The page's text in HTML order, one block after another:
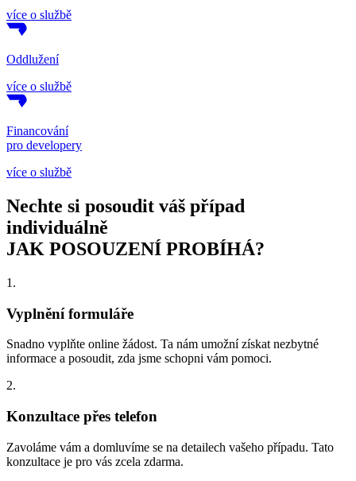
více o službě
Oddlužení
více o službě
Financování
pro developery
více o službě
Nechte si posoudit váš případ
individuálně
JAK POSOUZENÍ PROBÍHÁ?
1.
Vyplnění formuláře
Snadno vyplňte online žádost. Ta nám umožní získat nezbytné
informace a posoudit, zda jsme schopni vám pomoci.
2.
Konzultace přes telefon
Zavoláme vám a domluvíme se na detailech vašeho případu. Tato
konzultace je pro vás zcela zdarma.